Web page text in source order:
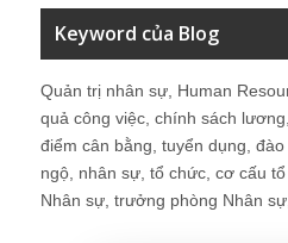
Keyword của Blog
Quản trị nhân sự, Human
quả công việc, chính sách
điểm cân bằng, tuyển dụng,
ngộ, nhân sự, tổ chức, cơ cấu
Nhân sự, trưởng phòng Nhân